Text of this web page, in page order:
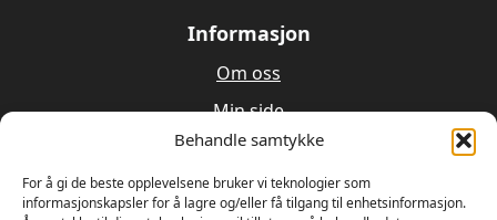
Behandle samtykke
For å gi de beste opplevelsene bruker vi teknologier som
informasjonskapsler for å lagre og/eller få tilgang til enhetsinformasjon.
Informasjon
Om oss
Min side
Utleie
Verksted